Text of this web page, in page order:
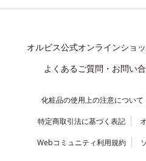
オルビス公式オンラインショ
よくあるご質問・お問い
化粧品の使用上の注意について
特定商取引法に基づく表記
Webコミュニティ利用規約